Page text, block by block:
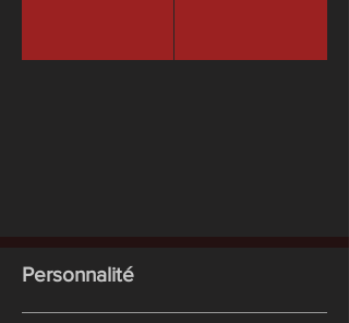
Personnalité